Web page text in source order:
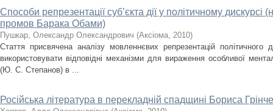
Способи репрезентації суб’єкта дії у політичному дискурсі
промов Барака Обами)
Пушкар, Олександр Олександрович (Аксіома, 2010)
Стаття присвячена аналізу мовленнєвих репрезентацій
використовувати відповідні механізми для вираження особливої
(Ю. С. Степанов) в ...
Російська література в перекладній спадщині Бориса